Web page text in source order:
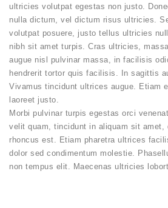
ultricies volutpat egestas non justo.
nulla dictum, vel dictum risus ultricies.
volutpat posuere, justo tellus ultricies
nibh sit amet turpis. Cras ultricies,
augue nisl pulvinar massa, in facilisis
hendrerit tortor quis facilisis. In sagittis
Vivamus tincidunt ultrices augue. Etiam
laoreet justo.
Morbi pulvinar turpis egestas orci
velit quam, tincidunt in aliquam sit amet,
rhoncus est. Etiam pharetra ultrices
dolor sed condimentum molestie.
non tempus elit. Maecenas ultricies